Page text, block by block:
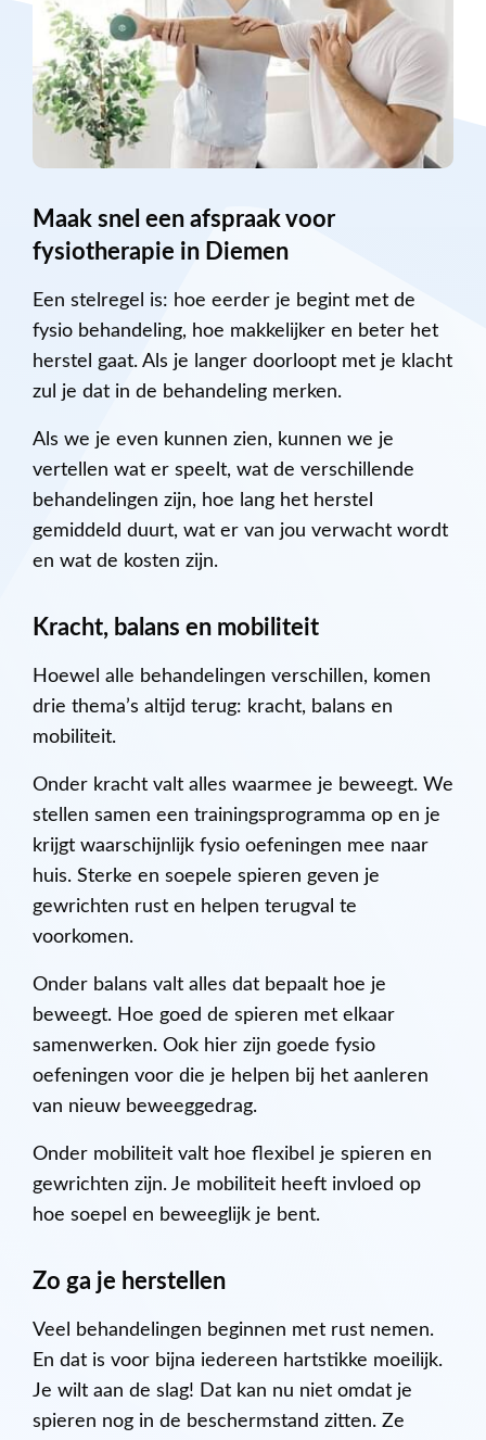
Maak snel een afspraak voor
fysiotherapie in Diemen
Een stelregel is: hoe eerder je begint met de
fysio behandeling, hoe makkelijker en beter het
herstel gaat. Als je langer doorloopt met je klacht
zul je dat in de behandeling merken.
Als we je even kunnen zien, kunnen we je
vertellen wat er speelt, wat de verschillende
behandelingen zijn, hoe lang het herstel
gemiddeld duurt, wat er van jou verwacht wordt
en wat de kosten zijn.
Kracht, balans en mobiliteit
Hoewel alle behandelingen verschillen, komen
drie thema’s altijd terug: kracht, balans en
mobiliteit.
Onder kracht valt alles waarmee je beweegt. We
stellen samen een trainingsprogramma op en je
krijgt waarschijnlijk fysio oefeningen mee naar
huis. Sterke en soepele spieren geven je
gewrichten rust en helpen terugval te
voorkomen.
Onder balans valt alles dat bepaalt hoe je
beweegt. Hoe goed de spieren met elkaar
samenwerken. Ook hier zijn goede fysio
oefeningen voor die je helpen bij het aanleren
van nieuw beweeggedrag.
Onder mobiliteit valt hoe flexibel je spieren en
gewrichten zijn. Je mobiliteit heeft invloed op
hoe soepel en beweeglijk je bent.
Zo ga je herstellen
Veel behandelingen beginnen met rust nemen.
En dat is voor bijna iedereen hartstikke moeilijk.
Je wilt aan de slag! Dat kan nu niet omdat je
spieren nog in de beschermstand zitten. Ze